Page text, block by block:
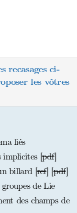
recasages ci-
les vôtres
liés
implicites [pdf]
billard [ref] [pdf]
de Lie
des champs de